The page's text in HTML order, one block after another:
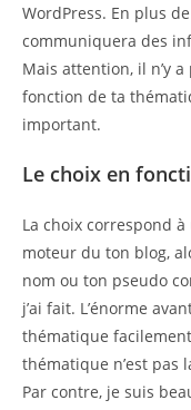
WordPress. En plus
communiquera des
Mais attention, il n’y
fonction de ta
important.
Le choix en
La choix correspond
moteur du ton blog,
nom ou ton pseudo
j’ai fait. L’énorme
thématique facilement
thématique n’est pas
Par contre, je suis